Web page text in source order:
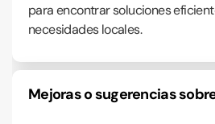
para encontrar soluciones
necesidades locales.
Mejoras o sugerencias